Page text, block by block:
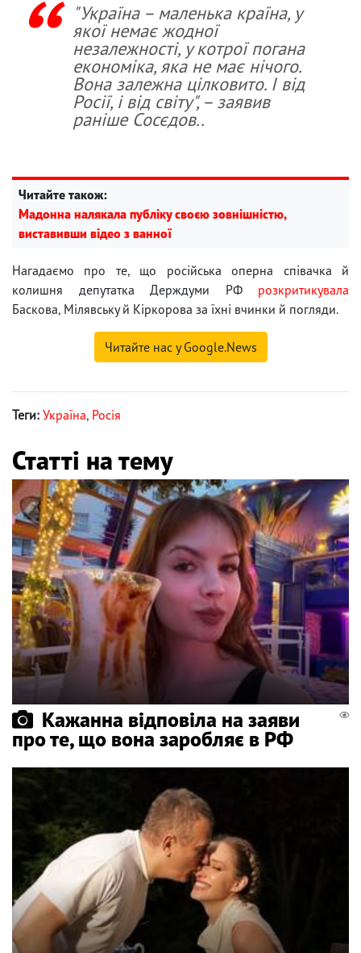
"Україна – маленька країна, у
якої немає жодної
незалежності, у котрої погана
економіка, яка не має нічого.
Вона залежна цілковито. І від
Росії, і від світу", – заявив
раніше Сосєдов..
Читайте також:
Мадонна налякала публіку своєю зовнішністю,
виставивши відео з ванної
Нагадаємо про те, що російська оперна співачка й
колишня депутатка Держдуми РФ розкритикувала
Баскова, Мілявську й Кіркорова за їхні вчинки й погляди.
Читайте нас у Google.News
Теги: Україна, Росія
Статті на тему
Кажанна відповіла на заяви
про те, що вона заробляє в РФ